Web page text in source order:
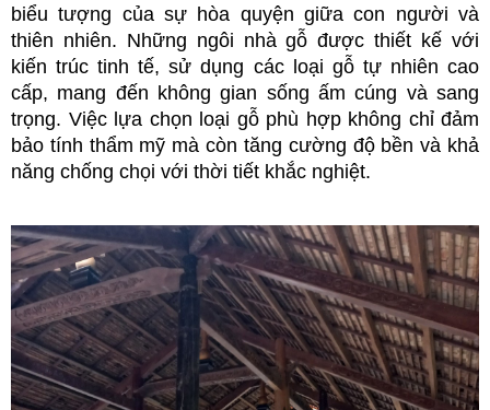
biểu tượng của sự hòa quyện giữa con người và
thiên nhiên. Những ngôi nhà gỗ được thiết kế với
kiến trúc tinh tế, sử dụng các loại gỗ tự nhiên cao
cấp, mang đến không gian sống ấm cúng và sang
trọng. Việc lựa chọn loại gỗ phù hợp không chỉ đảm
bảo tính thẩm mỹ mà còn tăng cường độ bền và khả
năng chống chọi với thời tiết khắc nghiệt.